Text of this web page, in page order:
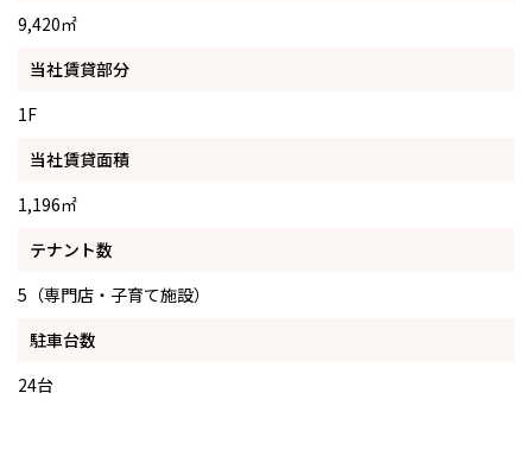
9,420㎡
当社賃貸部分
1F
当社賃貸面積
1,196㎡
テナント数
5（専門店・子育て施設）
駐車台数
24台